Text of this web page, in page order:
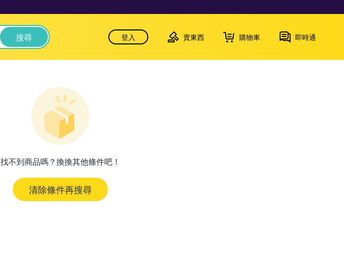
搜尋 登入 賣東西 購物車 即時通
找不到商品嗎？換換其他條件吧！
清除條件再搜尋